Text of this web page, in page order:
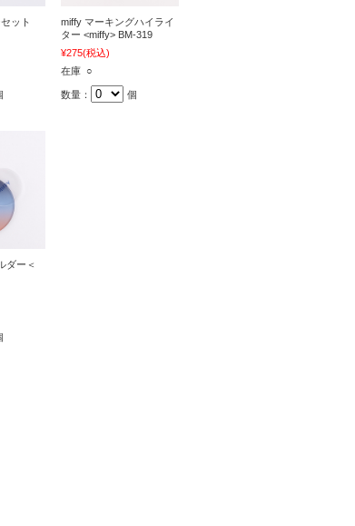
ット
miffy マーキングハイライ
ター <miffy> BM-319
¥275(税込)
在庫 ○
数量： 個
ダー＜